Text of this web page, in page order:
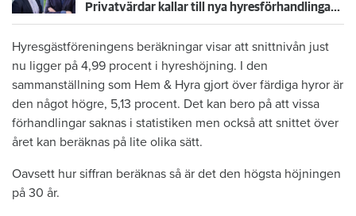
Privatvärdar kallar till nya hyresförhandlingar – ”Oerhört stressande för hyresgästerna”
Hyresgästföreningens beräkningar visar att snittnivån just
nu ligger på 4,99 procent i hyreshöjning. I den
sammanställning som Hem & Hyra gjort över färdiga hyror är
den något högre, 5,13 procent. Det kan bero på att vissa
förhandlingar saknas i statistiken men också att snittet över
året kan beräknas på lite olika sätt.
Oavsett hur siffran beräknas så är det den högsta höjningen
på 30 år.